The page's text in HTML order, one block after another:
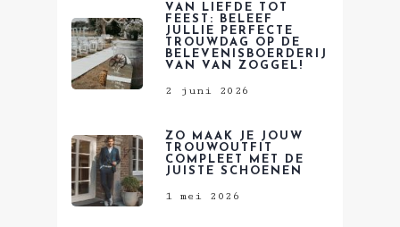
VAN LIEFDE TOT
FEEST: BELEEF
JULLIE PERFECTE
TROUWDAG OP DE
BELEVENISBOERDERIJ
VAN VAN ZOGGEL!
2 juni 2026
ZO MAAK JE JOUW
TROUWOUTFIT
COMPLEET MET DE
JUISTE SCHOENEN
1 mei 2026